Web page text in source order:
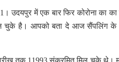
उदयपुर में एक बार फिर कोरोना का
चुके है। आपको बता दे आज सैंपलिंग के
तक 11993 संक्रमित मिल चुके थे।